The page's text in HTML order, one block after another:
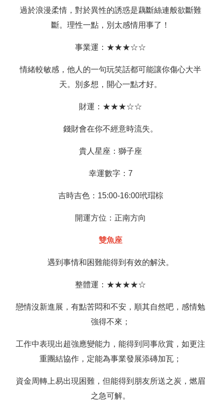
過於浪漫柔情，對於異性的誘惑是藕斷絲連般欲斷難
斷。理性一點，別太感情用事了！
事業運：★★★☆☆
情緒較敏感，他人的一句玩笑話都可能讓你傷心大半
天。別多想，開心一點才好。
財運：★★★☆☆
錢財會在你不經意時流失。
貴人星座：獅子座
幸運數字：7
吉時吉色：15:00-16:00玳瑁棕
開運方位：正南方向
雙魚座
遇到事情和困難能得到有效的解決。
整體運：★★★★☆
戀情沒新進展，有點苦悶和不安，順其自然吧，感情勉
強得不來；
工作中表現出超強應變能力，能得到同事欣賞，如更注
重團結協作，定能為事業發展添磚加瓦；
資金周轉上易出現困難，但能得到朋友所送之炭，燃眉
之急可解。